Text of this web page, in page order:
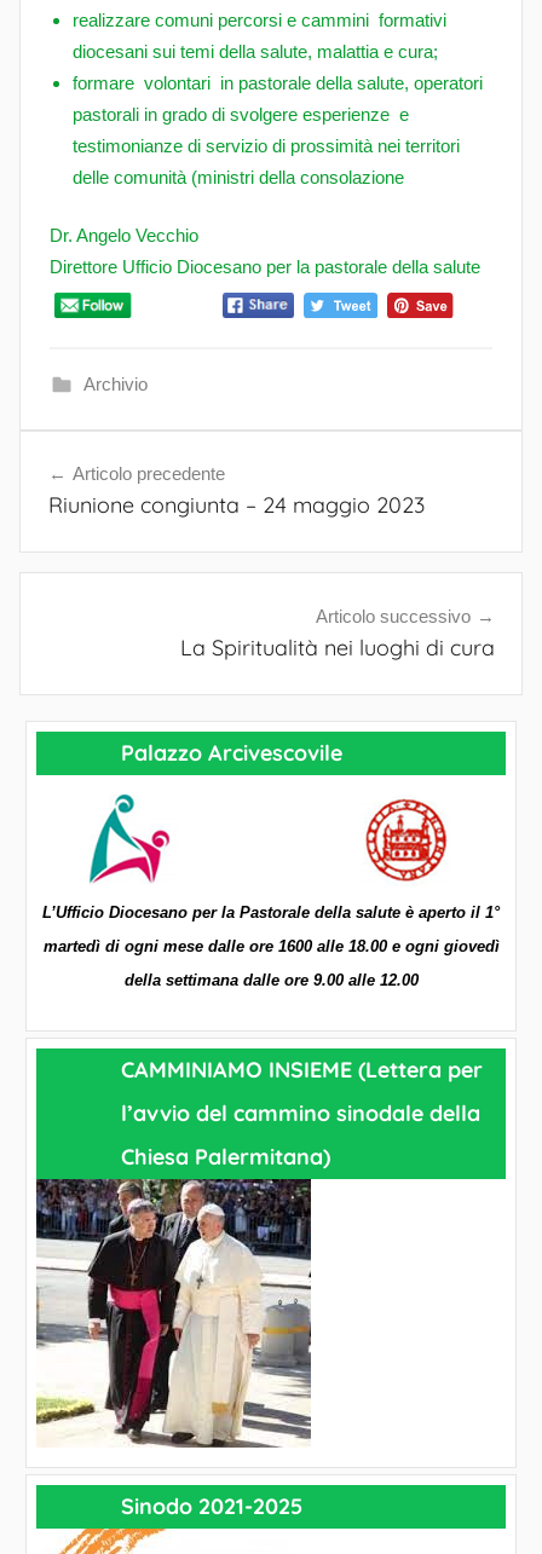
realizzare comuni percorsi e cammini formativi
diocesani sui temi della salute, malattia e cura;
formare volontari in pastorale della salute, operatori
pastorali in grado di svolgere esperienze e
testimonianze di servizio di prossimità nei territori
delle comunità (ministri della consolazione
Dr. Angelo Vecchio
Direttore Ufficio Diocesano per la pastorale della salute
Archivio
Navigazione
articoli
Articolo precedente
Riunione congiunta – 24 maggio 2023
Articolo successivo
La Spiritualità nei luoghi di cura
Palazzo Arcivescovile
L’Ufficio Diocesano per la Pastorale della salute è aperto il 1°
martedì di ogni mese dalle ore 1600 alle 18.00 e ogni giovedì
della settimana dalle ore 9.00 alle 12.00
CAMMINIAMO INSIEME (Lettera per
l’avvio del cammino sinodale della
Chiesa Palermitana)
Sinodo 2021-2025